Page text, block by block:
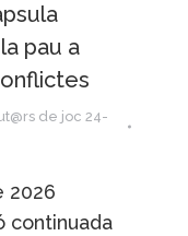
pau a
de joc 24-
2026
continuada